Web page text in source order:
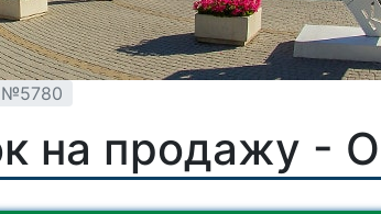
№5780
на продажу -